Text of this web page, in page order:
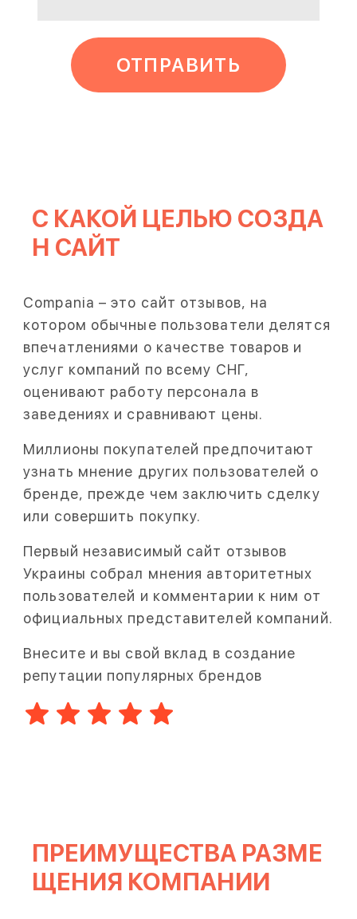
ОТПРАВИТЬ
С КАКОЙ ЦЕЛЬЮ СОЗДА
Н САЙТ
Compania – это сайт отзывов, на
котором обычные пользователи делятся
впечатлениями о качестве товаров и
услуг компаний по всему СНГ,
оценивают работу персонала в
заведениях и сравнивают цены.
Миллионы покупателей предпочитают
узнать мнение других пользователей о
бренде, прежде чем заключить сделку
или совершить покупку.
Первый независимый сайт отзывов
Украины собрал мнения авторитетных
пользователей и комментарии к ним от
официальных представителей компаний.
Внесите и вы свой вклад в создание
репутации популярных брендов
ПРЕИМУЩЕСТВА РАЗМЕ
ЩЕНИЯ КОМПАНИИ